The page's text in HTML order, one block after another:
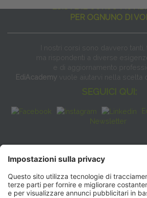
PER OGNUNO DI
I nostri corsi sono davvero tanti,
ma rispondenti a diverse
e di aggiornamento
EdiAcademy vuole aiutarvi nella scelta
SEGUICI QUI:
Newsletter
FAQ
CONTATTI
EdiAcademy